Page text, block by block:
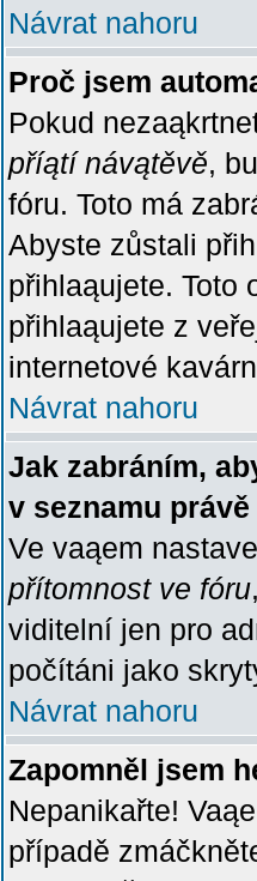
Návrat nahoru
Proč jsem
Pokud
příątí návątěvě,
fóru. Toto má
Abyste zůstali
přihlaąujete. Toto
přihlaąujete z
internetové
Návrat nahoru
Jak zabráním,
v seznamu
Ve vaąem
přítomnost ve fóru
viditelní jen pro
počítáni jako
Návrat nahoru
Zapomněl jsem
Nepanikařte!
případě